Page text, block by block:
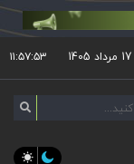
۱۱:۵۷:۵۳